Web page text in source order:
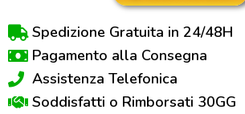
Spedizione Gratuita in 24/48H
Pagamento alla Consegna
Assistenza Telefonica
Soddisfatti o Rimborsati 30GG